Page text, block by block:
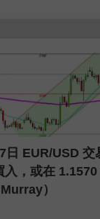
日 EUR/USD 交
入，或在
）